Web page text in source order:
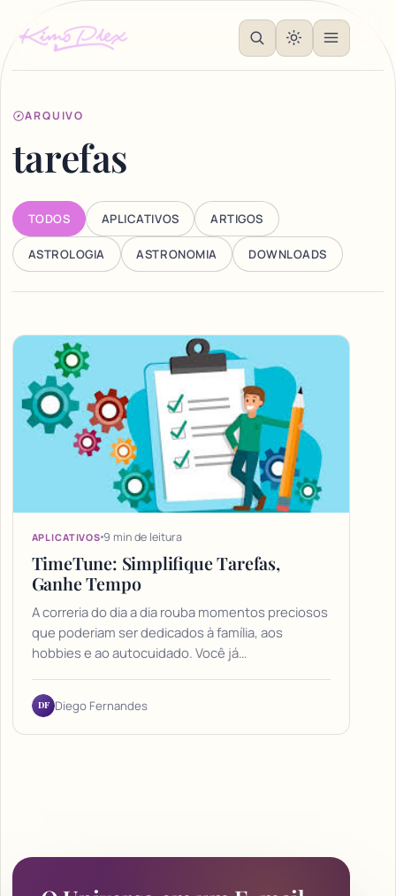
ARQUIVO
tarefas
TODOS APLICATIVOS ARTIGOS
ASTROLOGIA ASTRONOMIA DOWNLOADS
Articles
APLICATIVOS 9 min de leitura
TimeTune: Simplifique Tarefas,
Ganhe Tempo
A correria do dia a dia rouba momentos preciosos
que poderiam ser dedicados à família, aos
hobbies e ao autocuidado. Você já…
DF Diego Fernandes